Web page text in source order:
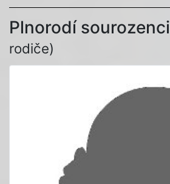
Plnorodí sourozenci
rodiče)